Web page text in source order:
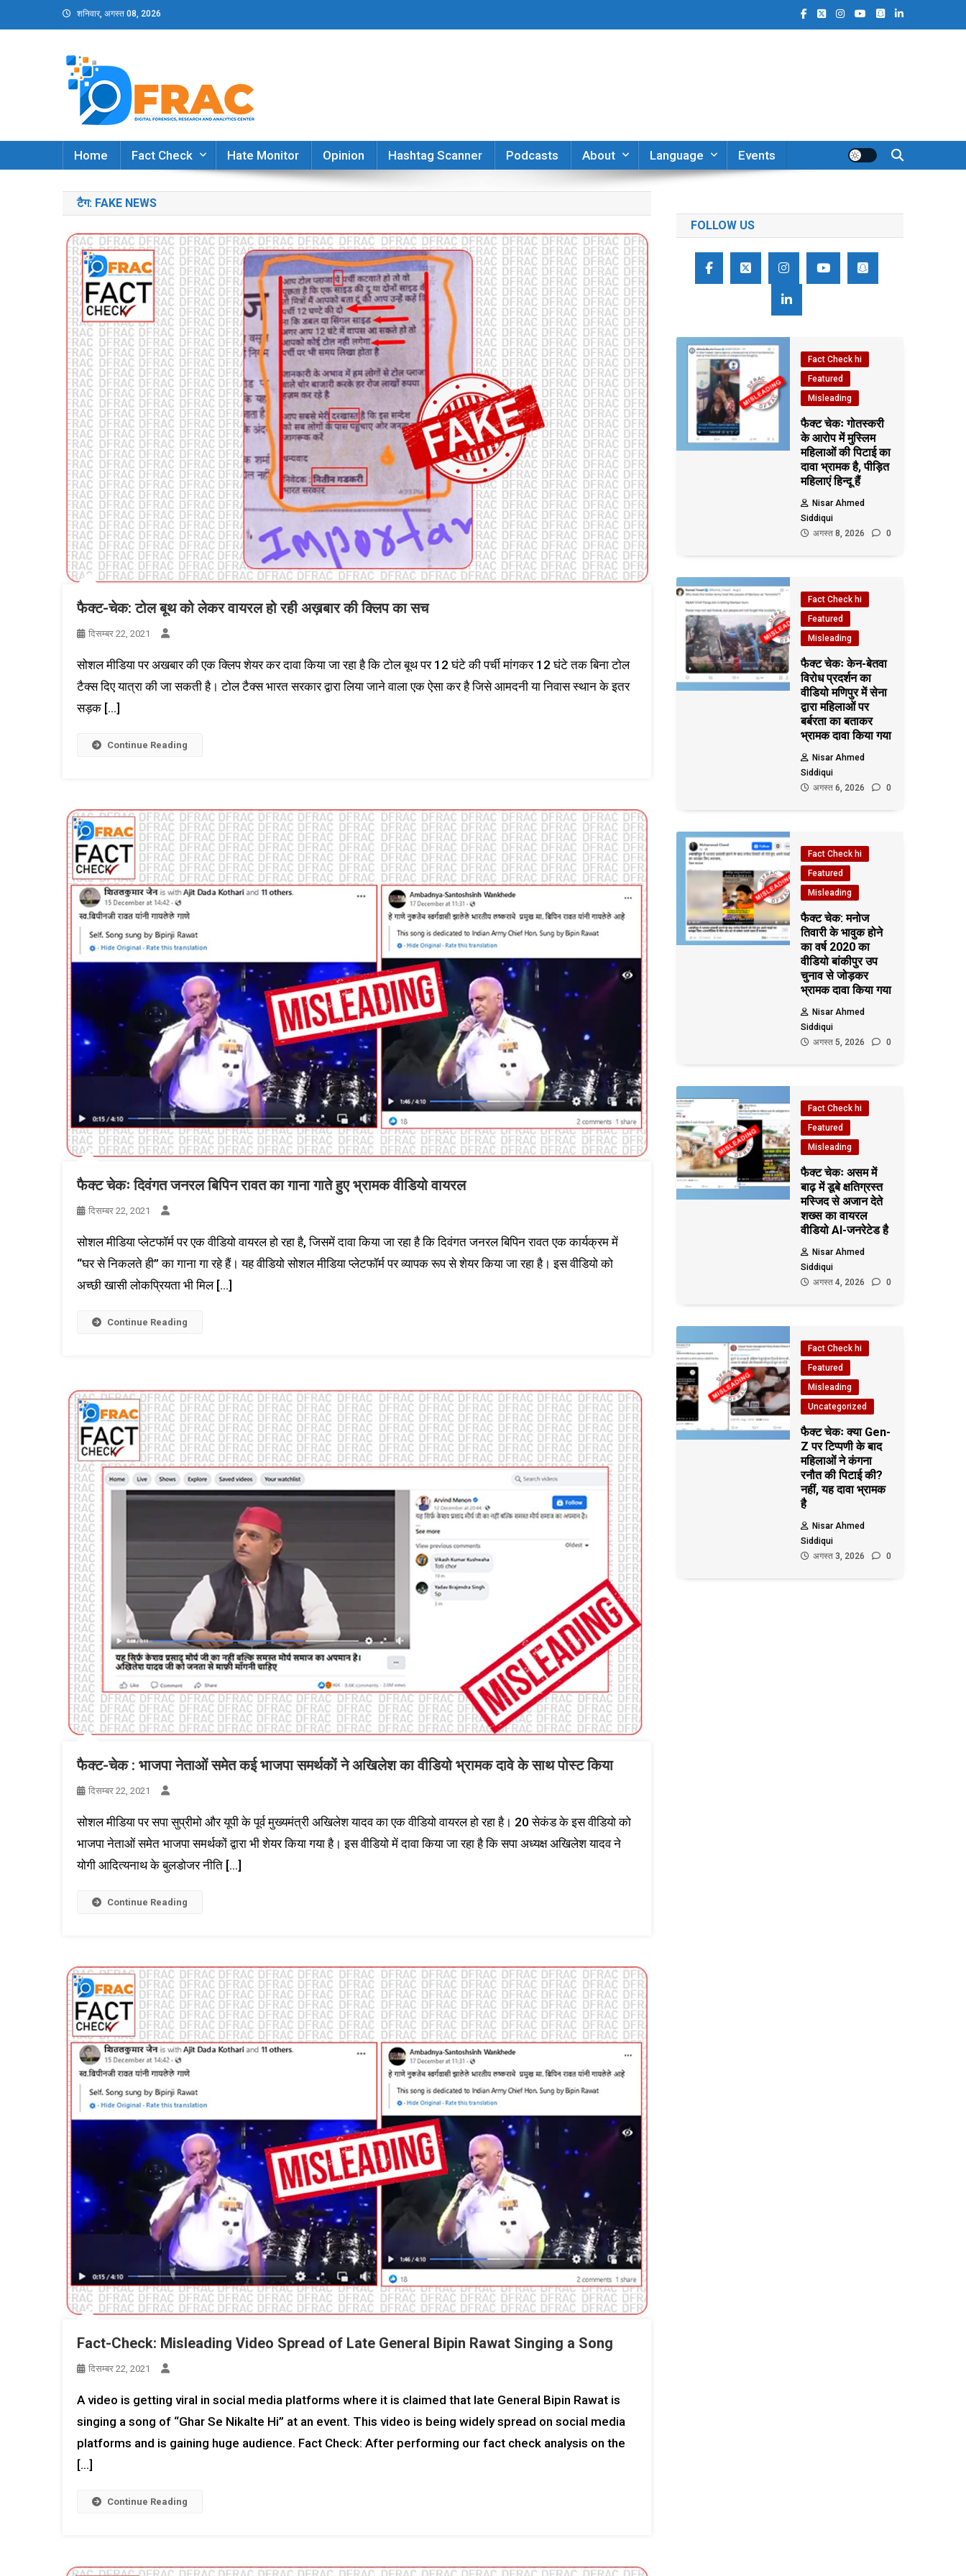
to
शनिवार, अगस्त 08, 2026
DFRAC_ORG
Digital Forensics, Research and Analytics Center
Home
Fact Check Hate Monitor Opinion Hashtag Scanner Podcasts About Language Events
टैग: FAKE NEWS
फैक्ट-चेक: टोल बूथ को लेकर वायरल हो रही अख़बार की क्लिप का सच
दिसम्बर 22, 2021
सोशल मीडिया पर अखबार की एक क्लिप शेयर कर दावा किया जा रहा है कि टोल बूथ पर 12 घंटे की पर्ची मांगकर 12 घंटे तक बिना टोल
टैक्स दिए यात्रा की जा सकती है। टोल टैक्स भारत सरकार द्वारा लिया जाने वाला एक ऐसा कर है जिसे आमदनी या निवास स्थान के इतर
सड़क […]
Continue Reading
फैक्ट चेकः दिवंगत जनरल बिपिन रावत का गाना गाते हुए भ्रामक वीडियो वायरल
दिसम्बर 22, 2021
सोशल मीडिया प्लेटफॉर्म पर एक वीडियो वायरल हो रहा है, जिसमें दावा किया जा रहा है कि दिवंगत जनरल बिपिन रावत एक कार्यक्रम में
“घर से निकलते ही” का गाना गा रहे हैं। यह वीडियो सोशल मीडिया प्लेटफॉर्म पर व्यापक रूप से शेयर किया जा रहा है। इस वीडियो को
अच्छी खासी लोकप्रियता भी मिल […]
Continue Reading
फैक्ट-चेक : भाजपा नेताओं समेत कई भाजपा समर्थकों ने अखिलेश का वीडियो भ्रामक दावे के साथ पोस्ट किया
दिसम्बर 22, 2021
सोशल मीडिया पर सपा सुप्रीमो और यूपी के पूर्व मुख्यमंत्री अखिलेश यादव का एक वीडियो वायरल हो रहा है। 20 सेकंड के इस वीडियो को
भाजपा नेताओं समेत भाजपा समर्थकों द्वारा भी शेयर किया गया है। इस वीडियो में दावा किया जा रहा है कि सपा अध्यक्ष अखिलेश यादव ने
योगी आदित्यनाथ के बुलडोजर नीति […]
Continue Reading
Fact-Check: Misleading Video Spread of Late General Bipin Rawat Singing a Song
दिसम्बर 22, 2021
A video is getting viral in social media platforms where it is claimed that late General Bipin Rawat is
singing a song of “Ghar Se Nikalte Hi” at an event. This video is being widely spread on social media
platforms and is gaining huge audience. Fact Check: After performing our fact check analysis on the
[…]
Continue Reading
FOLLOW US
Fact Check hi
Featured
Misleading
फैक्ट चेकः गोतस्करी
के आरोप में मुस्लिम
महिलाओं की पिटाई का
दावा भ्रामक है, पीड़ित
महिलाएं हिन्दू हैं
Nisar Ahmed
Siddiqui
अगस्त 8, 2026
0
Fact Check hi
Featured
Misleading
फैक्ट चेकः केन-बेतवा
विरोध प्रदर्शन का
वीडियो मणिपुर में सेना
द्वारा महिलाओं पर
बर्बरता का बताकर
भ्रामक दावा किया गया
Nisar Ahmed
Siddiqui
अगस्त 6, 2026
0
Fact Check hi
Featured
Misleading
फैक्ट चेक: मनोज
तिवारी के भावुक होने
का वर्ष 2020 का
वीडियो बांकीपुर उप
चुनाव से जोड़कर
भ्रामक दावा किया गया
Nisar Ahmed
Siddiqui
अगस्त 5, 2026
0
Fact Check hi
Featured
Misleading
फैक्ट चेकः असम में
बाढ़ में डूबे क्षतिग्रस्त
मस्जिद से अजान देते
शख्स का वायरल
वीडियो AI-जनरेटेड है
Nisar Ahmed
Siddiqui
अगस्त 4, 2026
0
Fact Check hi
Featured
Misleading
Uncategorized
फैक्ट चेकः क्या Gen-
Z पर टिप्पणी के बाद
महिलाओं ने कंगना
रनौत की पिटाई की?
नहीं, यह दावा भ्रामक
है
Nisar Ahmed
Siddiqui
अगस्त 3, 2026
0